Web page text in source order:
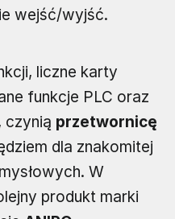
wejść/wyjść.
liczne karty
funkcje PLC oraz
czynią przetwornicę
dla znakomitej
W
produkt marki